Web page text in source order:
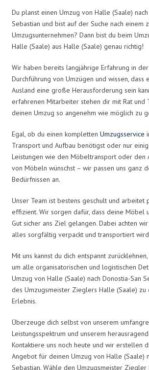
Du planst einen Umzug von Halle (Saale)
Sebastian und bist auf der Suche nach einem
Umzugsunternehmen? Dann bist du beim
Halle (Saale) aus Halle (Saale) genau richtig!
Wir haben bereits langjährige Erfahrung in
Durchführung von Umzügen und wissen, dass
Ausland eine große Herausforderung sein
erfahrenen Mitarbeiter stehen dir mit Rat und
deinen Umzug so angenehm wie möglich zu
Egal, ob du einen kompletten Umzugsservice
Transport und Aufbau benötigst oder nur
Leistungen wie den Möbeltransport oder den
von Möbeln wünschst – wir passen uns ganz
Bedürfnissen an.
Unser Team ist bestens geschult und arbeitet
effizient. Wir sorgen dafür, dass deine Möbel
Gut sicher ans Ziel gelangen. Dabei achten
alles sorgfältig verpackt und transportiert
Mit uns kannst du dich entspannt
um alle organisatorischen und logistischen
Umzug von Halle (Saale) nach Donostia-San
des Umzugsmeister Zieglers Halle (Saale) zu
Erlebnis.
Überzeuge dich selbst von unserem
Leistungsspektrum und unserem
Kontaktiere uns noch heute und wir erstellen
Angebot für deinen Umzug von Halle (Saale)
Sebastian. Wähle den Umzugsmeister